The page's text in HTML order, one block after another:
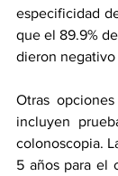
especificidad
que el 89.9%
dieron negativo
Otras
incluyen
colonoscopia.
5 años para el